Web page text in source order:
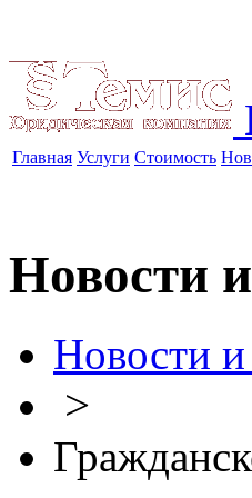
Главная Услуги Стоимость
Новости
Новости
>